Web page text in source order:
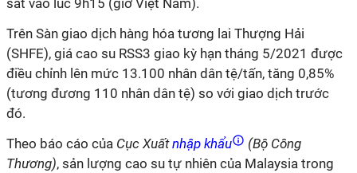
sát vào lúc 9h15 (giờ Việt Nam).
Trên Sàn giao dịch hàng hóa tương lai Thượng Hải
(SHFE), giá cao su RSS3 giao kỳ hạn tháng 5/2021 được
điều chỉnh lên mức 13.100 nhân dân tệ/tấn, tăng 0,85%
(tương đương 110 nhân dân tệ) so với giao dịch trước
đó.
Theo báo cáo của Cục Xuấtnhập khẩu
(Bộ Công
Thương), sản lượng cao su tự nhiên của Malaysia trong